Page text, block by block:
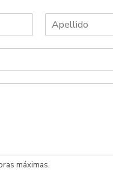
p
l
máximas.